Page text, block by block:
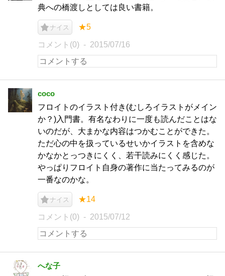
典への橋渡しとしては良い書籍。
ナイス ★5
コメント(0) 2015/07/16
coco
フロイトのイラスト付き(むしろイラストがメイン
か？)入門書。有名なわりに一度も読んだことはな
いのだが、大まかな内容はつかむことができた。
ただ心の中を扱っているせいかイラストを含めな
かなかとっつきにくく、若干読みにくく感じた。
やっぱりフロイト自身の著作に当たってみるのが
一番なのかな。
ナイス ★14
コメント(0) 2015/07/12
へな子